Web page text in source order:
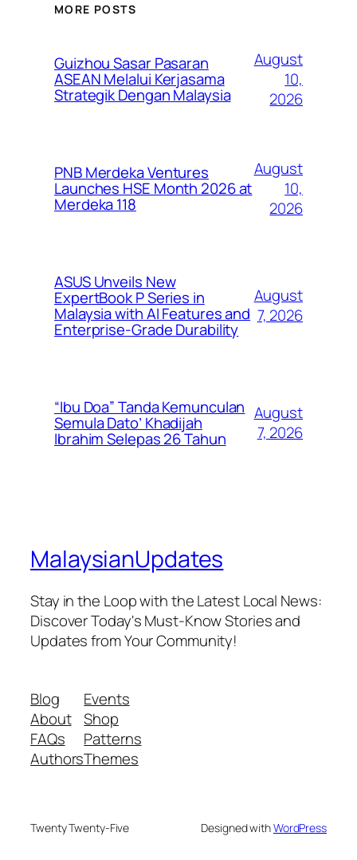
MORE POSTS
Guizhou Sasar Pasaran
ASEAN Melalui Kerjasama
Strategik Dengan Malaysia
August
10,
2026
PNB Merdeka Ventures
Launches HSE Month 2026 at
Merdeka 118
August
10,
2026
ASUS Unveils New
ExpertBook P Series in
Malaysia with AI Features and
Enterprise-Grade Durability
August
7, 2026
“Ibu Doa” Tanda Kemunculan
Semula Dato’ Khadijah
Ibrahim Selepas 26 Tahun
August
7, 2026
MalaysianUpdates
Stay in the Loop with the Latest Local News:
Discover Today's Must-Know Stories and
Updates from Your Community!
Blog
About
FAQs
Authors
Events
Shop
Patterns
Themes
Twenty Twenty-Five Designed withWordPress